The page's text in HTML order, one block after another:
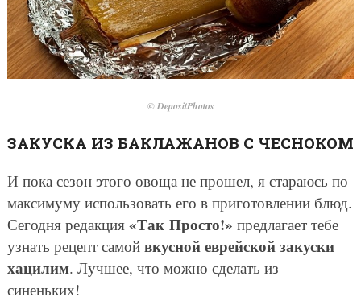
© DepositPhotos
ЗАКУСКА ИЗ БАКЛАЖАНОВ С ЧЕСНОКОМ
И пока сезон этого овоща не прошел, я стараюсь по
максимуму использовать его в приготовлении блюд.
Сегодня редакция «Так Просто!» предлагает тебе
узнать рецепт самой вкусной еврейской закуски
хацилим. Лучшее, что можно сделать из
синеньких!